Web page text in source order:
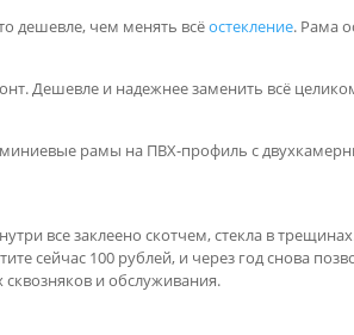
дешевле, чем менять всёостекление. Рама
Дешевле и надежнее заменить всё
рамы на ПВХ-профиль с
все заклеено скотчем, стекла в
сейчас 100 рублей, и через год снова
и обслуживания.